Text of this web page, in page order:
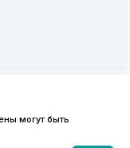
могут быть